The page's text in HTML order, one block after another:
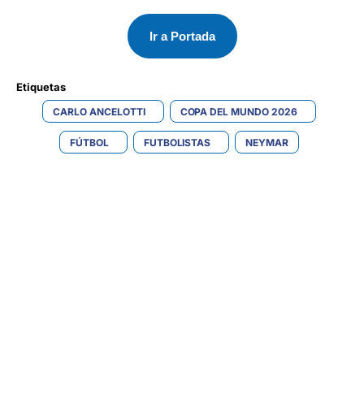
Ir a Portada
Etiquetas
CARLO ANCELOTTI COPA DEL MUNDO 2026
FÚTBOL FUTBOLISTAS NEYMAR